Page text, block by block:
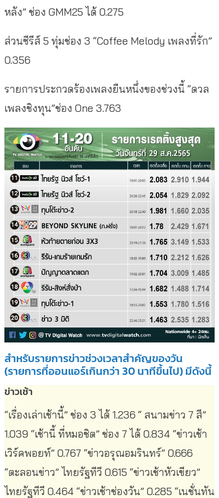
หลัง” ช่อง GMM25 ได้ 0.275
ส่วนซีรีส์ 5 ทุ่มช่อง 3 “Coffee Melody เพลงที่รัก”
0.356
รายการประกวดร้องเพลงยืนหนึ่งของช่วงนี้ “ดวล
เพลงชิงทุน”ช่อง One 3.763
สำหรับรายการข่าวช่วงเวลาสำคัญของวัน
(รายการที่ออนแอร์เกินกว่า 30 นาทีขึ้นไป) มีดังนี้
ข่าวเช้า
“เรื่องเล่าเช้านี้” ช่อง 3 ได้ 1.236 “ สนามข่าว 7 สี”
1.039 “เช้านี้ ที่หมอชิต” ช่อง 7 ได้ 0.834 “ข่าวเช้า
เวิร์คพอยท์” 0.767 “ข่าวอรุณอมรินทร์” 0.666
“ตะลอนข่าว” ไทยรัฐทีวี 0.615 “ข่าวเช้าหัวเขียว”
ไทยรัฐทีวี 0.464 “ข่าวเช้าช่องวัน” 0.285 “เนชั่นทัน